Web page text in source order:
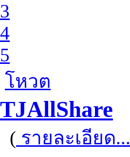
3
4
5
โหวต
TJAllShare
( รายละเอียด...